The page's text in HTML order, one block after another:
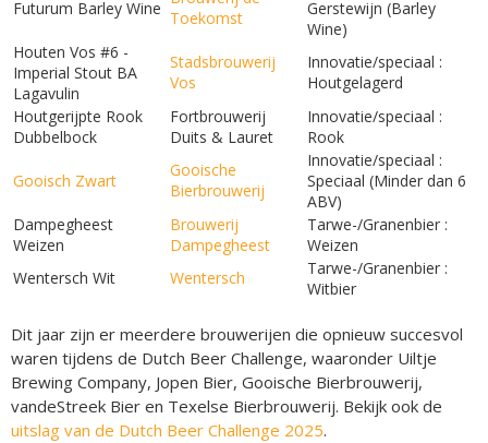
Futurum Barley Wine Toekomst
Gerstewijn (Barley
Wine)
Houten Vos #6 -
Imperial Stout BA
Lagavulin
Stadsbrouwerij
Vos
Innovatie/speciaal :
Houtgelagerd
Houtgerijpte Rook
Dubbelbock
Fortbrouwerij
Duits & Lauret
Innovatie/speciaal :
Rook
Gooisch Zwart
Gooische
Bierbrouwerij
Innovatie/speciaal :
Speciaal (Minder dan 6
ABV)
Dampegheest
Weizen
Brouwerij
Dampegheest
Tarwe-/Granenbier :
Weizen
Wentersch Wit
Wentersch
Tarwe-/Granenbier :
Witbier
Dit jaar zijn er meerdere brouwerijen die opnieuw succesvol
waren tijdens de Dutch Beer Challenge, waaronder Uiltje
Brewing Company, Jopen Bier, Gooische Bierbrouwerij,
vandeStreek Bier en Texelse Bierbrouwerij. Bekijk ook de
uitslag van de Dutch Beer Challenge 2025.